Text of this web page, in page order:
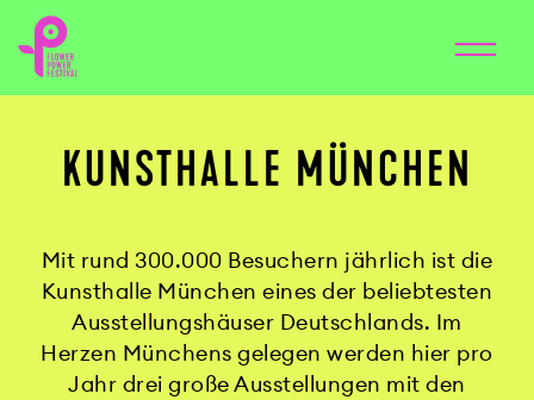
KUNSTHALLE MÜNCHEN
Mit rund 300.000 Besuchern jährlich ist die
Kunsthalle München eines der beliebtesten
Ausstellungshäuser Deutschlands. Im
Herzen Münchens gelegen werden hier pro
Jahr drei große Ausstellungen mit den